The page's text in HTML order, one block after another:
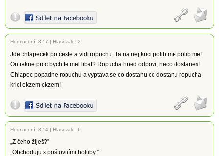
Hodnocení: 3.17 | Hlasovalo: 2
Jde chlapecek po ceste a vidi ropuchu. Ta na nej krici polib me polib me!
On rekne proc bych te mel libat? Ropucha hned odpovi, neco dostanes!
Chlapec popadne ropuchu a vyptava se co dostanu co dostanu ropucha
krici ekzem ekzem!
Hodnocení: 3.14 | Hlasovalo: 6
„Z čeho žiješ?”
„Obchoduju s poštovními holuby.”